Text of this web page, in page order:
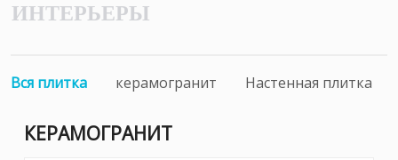
ИНТЕРЬЕРЫ
Вся плитка керамогранит Настенная плитка
КЕРАМОГРАНИТ